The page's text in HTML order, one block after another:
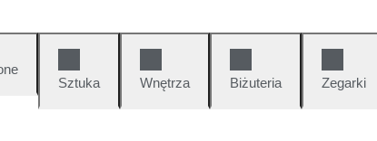
Sztuka
Wnętrza Biżuteria Zegarki